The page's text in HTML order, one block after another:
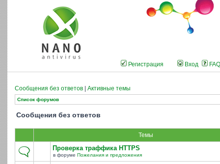
Регистрация Вход FAQ
Сообщения без ответов Активные темы
Список форумов
Сообщения без ответов
Темы
Проверка траффика HTTPS
в форуме Пожелания и предложения